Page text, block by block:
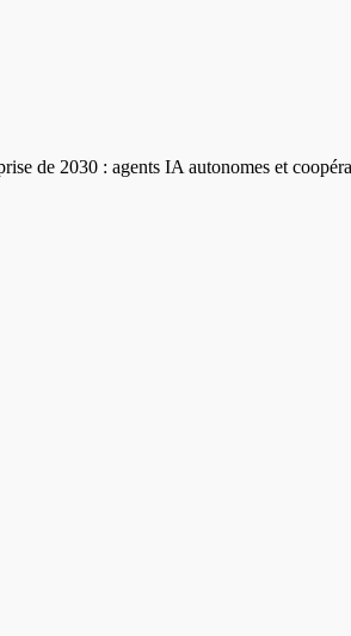
de 2030 : agents IA autonomes et